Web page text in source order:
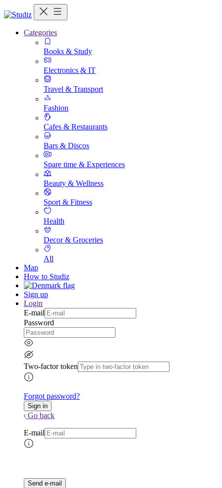
Categories
Books & Study
Electronics & IT
Travel & Transport
Fashion
Cafes & Restaurants
Bars & Discos
Spare time & Experiences
Beauty & Wellness
Sport & Fitness
Health
Decor & Groceries
All
Map
How to Studiz
Sign up
Login
E-mail
Password
Two-factor token
Forgot password?
Go back
E-mail